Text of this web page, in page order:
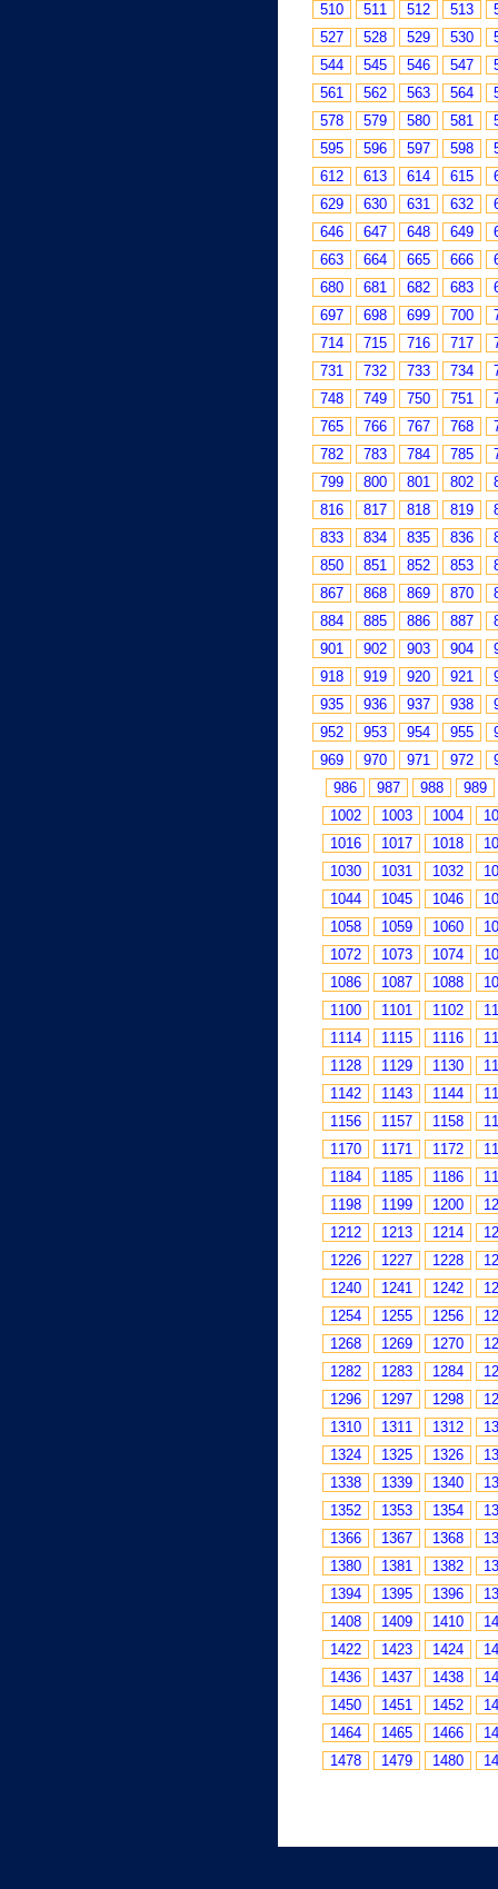
510
511 512 513
527
528 529 530
544
545 546 547
561
562 563 564
578
579 580 581
595
596 597 598
612
613 614 615
629
630 631 632
646
647 648 649
663
664 665 666
680
681 682 683
697
698 699 700
714
715 716 717
731
732 733 734
748
749 750 751
765
766 767 768
782
783 784 785
799
800 801 802
816
817 818 819
833
834 835 836
850
851 852 853
867
868 869 870
884
885 886 887
901
902 903 904
918
919 920 921
935
936 937 938
952
953 954 955
969
970 971 972
986
987 988
989
1002
1003 1004
1016
1017 1018
1030
1031 1032
1044
1045 1046
1058
1059 1060
1072
1073 1074
1086
1087 1088
1100
1101 1102
1114
1115 1116
1128
1129 1130
1142
1143 1144
1156
1157 1158
1170
1171 1172
1184
1185 1186
1198
1199 1200
1212
1213 1214
1226
1227 1228
1240
1241 1242
1254
1255 1256
1268
1269 1270
1282
1283 1284
1296
1297 1298
1310
1311 1312
1324
1325 1326
1338
1339 1340
1352
1353 1354
1366
1367 1368
1380
1381 1382
1394
1395 1396
1408
1409 1410
1422
1423 1424
1436
1437 1438
1450
1451 1452
1464
1465 1466
1478
1479 1480